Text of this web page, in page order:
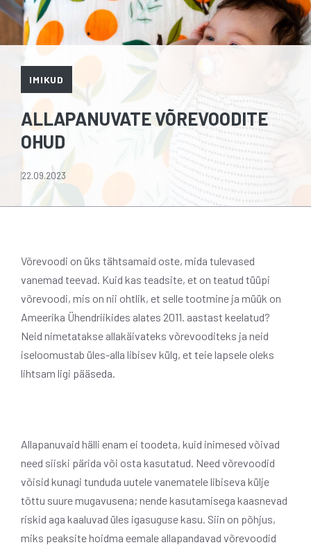
IMIKUD
ALLAPANUVATE VÕREVOODITE
OHUD
22.09.2023
Võrevoodi on üks tähtsamaid oste, mida tulevased
vanemad teevad. Kuid kas teadsite, et on teatud tüüpi
võrevoodi, mis on nii ohtlik, et selle tootmine ja müük on
Ameerika Ühendriikides alates 2011. aastast keelatud?
Neid nimetatakse allakäivateks võrevooditeks ja neid
iseloomustab üles-alla libisev külg, et teie lapsele oleks
lihtsam ligi pääseda.
Allapanuvaid hälli enam ei toodeta, kuid inimesed võivad
need siiski pärida või osta kasutatud. Need võrevoodid
võisid kunagi tunduda uutele vanematele libiseva külje
tõttu suure mugavusena; nende kasutamisega kaasnevad
riskid aga kaaluvad üles igasuguse kasu. Siin on põhjus,
miks peaksite hoidma eemale allapandavad võrevoodid